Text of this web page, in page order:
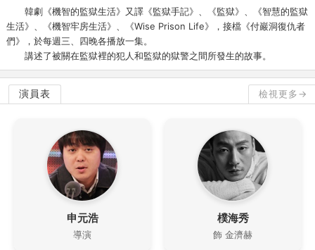
韓劇《機智的監獄生活》又譯《監獄手記》、《監獄》、《智慧的監獄
生活》、《機智牢房生活》、《Wise Prison Life》，接檔《付巖洞復仇者
們》，於每週三、四晚各播放一集。
講述了被關在監獄裡的犯人和監獄的獄警之間所發生的故事。
演員表 檢視更多→
申元浩
導演
樸海秀
飾 金濟赫